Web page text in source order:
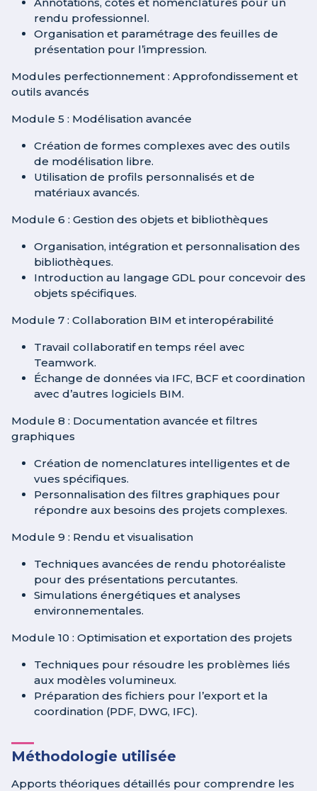
rendu professionnel.
Organisation et paramétrage des feuilles de
présentation pour l’impression.
Modules perfectionnement : Approfondissement et
outils avancés
Module 5 : Modélisation avancée
Création de formes complexes avec des outils
de modélisation libre.
Utilisation de profils personnalisés et de
matériaux avancés.
Module 6 : Gestion des objets et bibliothèques
Organisation, intégration et personnalisation des
bibliothèques.
Introduction au langage GDL pour concevoir des
objets spécifiques.
Module 7 : Collaboration BIM et interopérabilité
Travail collaboratif en temps réel avec
Teamwork.
Échange de données via IFC, BCF et coordination
avec d’autres logiciels BIM.
Module 8 : Documentation avancée et filtres
graphiques
Création de nomenclatures intelligentes et de
vues spécifiques.
Personnalisation des filtres graphiques pour
répondre aux besoins des projets complexes.
Module 9 : Rendu et visualisation
Techniques avancées de rendu photoréaliste
pour des présentations percutantes.
Simulations énergétiques et analyses
environnementales.
Module 10 : Optimisation et exportation des projets
Techniques pour résoudre les problèmes liés
aux modèles volumineux.
Préparation des fichiers pour l’export et la
coordination (PDF, DWG, IFC).
Méthodologie utilisée
Apports théoriques détaillés pour comprendre les